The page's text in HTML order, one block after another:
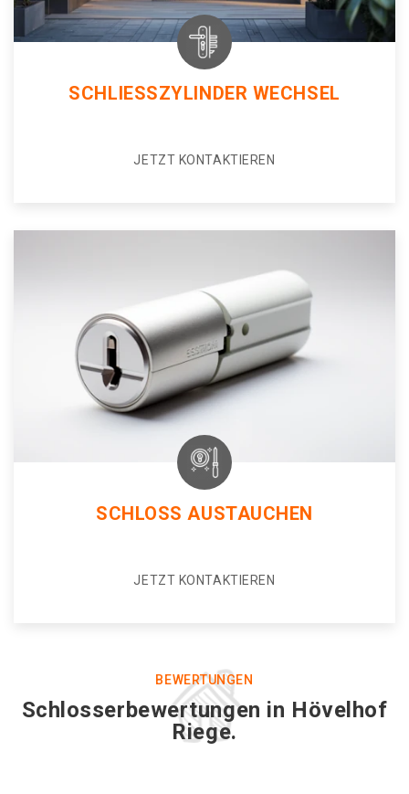
SCHLIESSZYLINDER WECHSEL
JETZT KONTAKTIEREN
SCHLOSS AUSTAUCHEN
JETZT KONTAKTIEREN
BEWERTUNGEN
Schlosserbewertungen in Hövelhof
Riege.